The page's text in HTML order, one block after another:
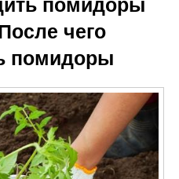
чего
помидоры